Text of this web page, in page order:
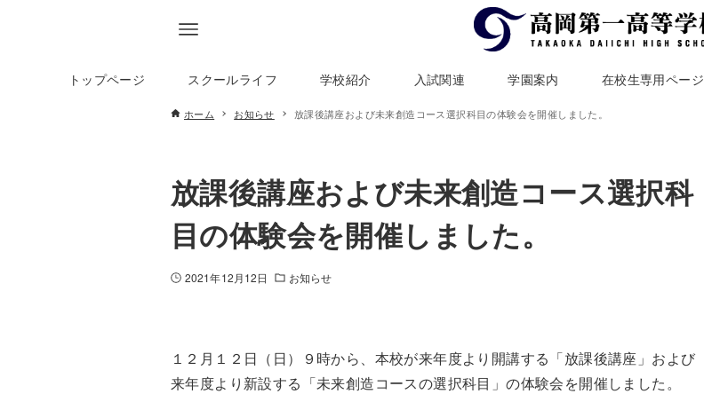
トップページ スクールライフ 学校紹介 入試関連 学園案内 在校生専用ページ
ホーム お知らせ 放課後講座および未来創造コース選択科目の体験会を開催しました。
放課後講座および未来創造コース選択科
目の体験会を開催しました。
2021年12月12日 お知らせ
１２月１２日（日）９時から、本校が来年度より開講する「放課後講座」および
来年度より新設する「未来創造コースの選択科目」の体験会を開催しました。